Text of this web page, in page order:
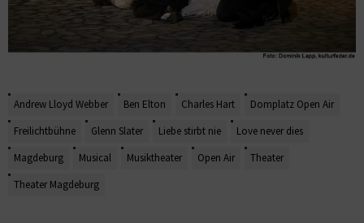
Andrew Lloyd Webber Ben Elton Charles Hart
Domplatz Open Air
Freilichtbühne
Glenn Slater Liebe stirbt nie
Love never dies
Magdeburg
Musical Musiktheater Open Air
Theater
Theater Magdeburg